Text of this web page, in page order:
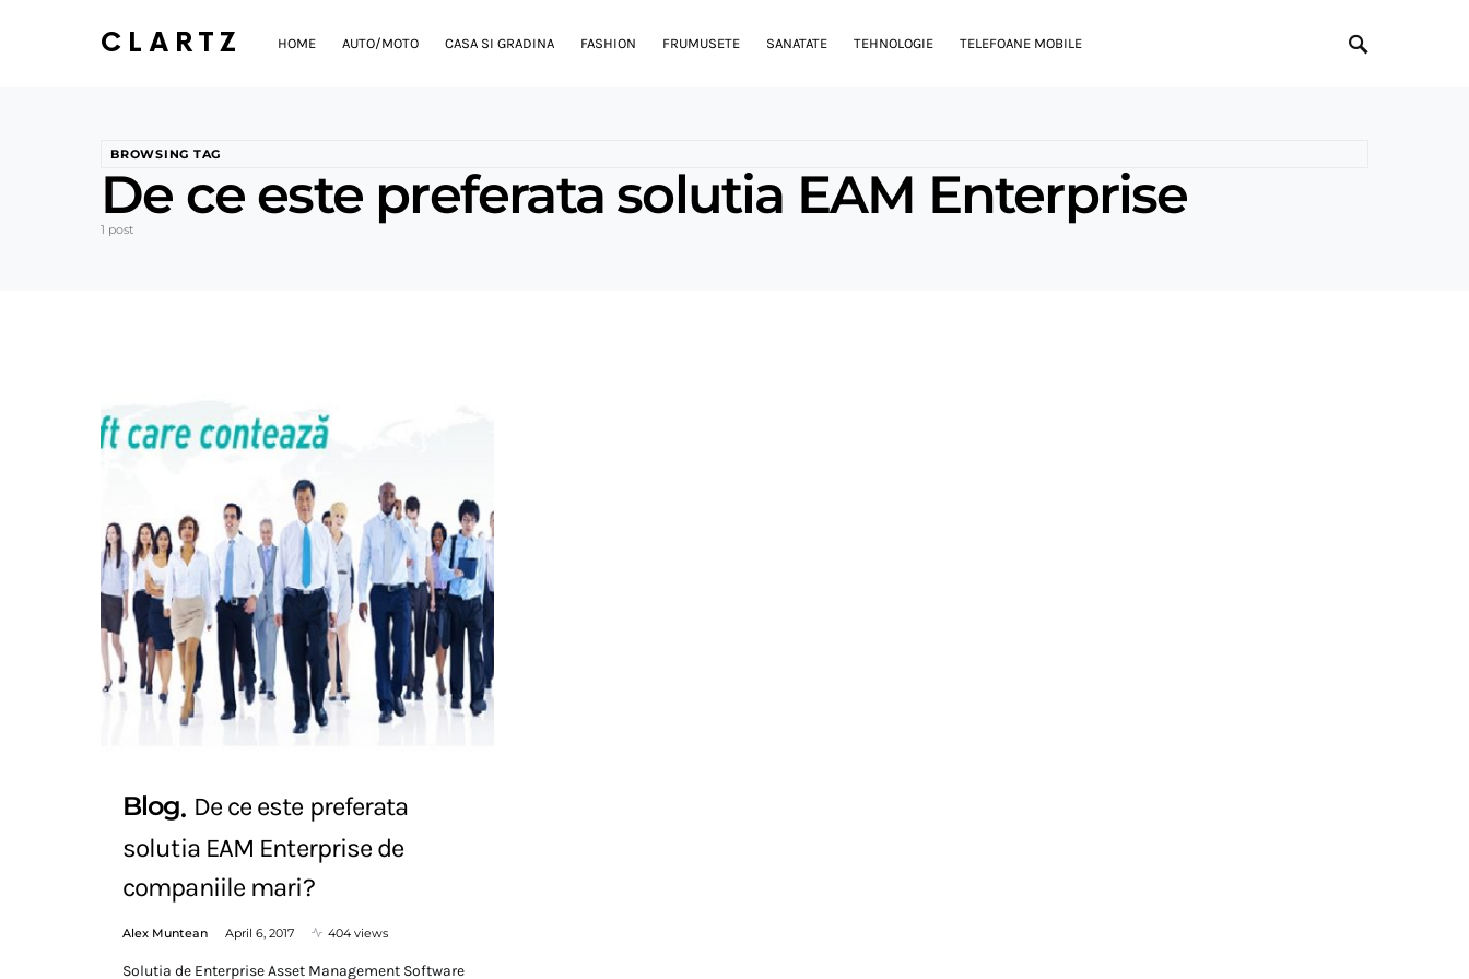
CLARTZ HOME AUTO/MOTO CASA SI GRADINA FASHION FRUMUSETE SANATATE TEHNOLOGIE TELEFOANE MOBILE
BROWSING TAG
De ce este preferata solutia EAM Enterprise
1 post
Blog De ce este preferata
solutia EAM Enterprise de
companiile mari?
Alex Muntean April 6, 2017 404 views
Solutia de Enterprise Asset Management Software